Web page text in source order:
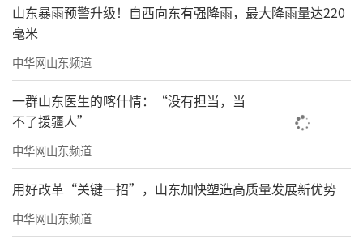
山东暴雨预警升级！自西向东有强降雨，最大降雨量达220
毫米
中华网山东频道
一群山东医生的喀什情：“没有担当，当
不了援疆人”
中华网山东频道
用好改革“关键一招”，山东加快塑造高质量发展新优势
中华网山东频道